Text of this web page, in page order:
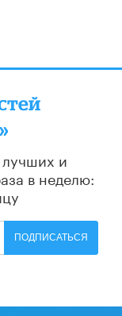
и
в неделю:
ПОДПИСАТЬСЯ